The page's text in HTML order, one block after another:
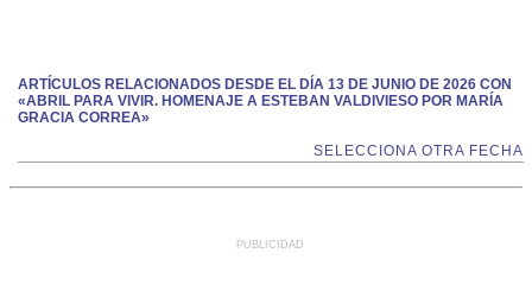
ARTÍCULOS RELACIONADOS DESDE EL DÍA 13 DE JUNIO DE 2026 CON
«ABRIL PARA VIVIR. HOMENAJE A ESTEBAN VALDIVIESO POR MARÍA
GRACIA CORREA»
SELECCIONA OTRA FECHA
PUBLICIDAD